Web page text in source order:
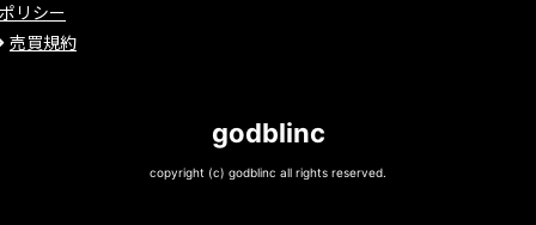
リシー
売買規約
godblinc
copyright (c) godblinc all rights reserved.